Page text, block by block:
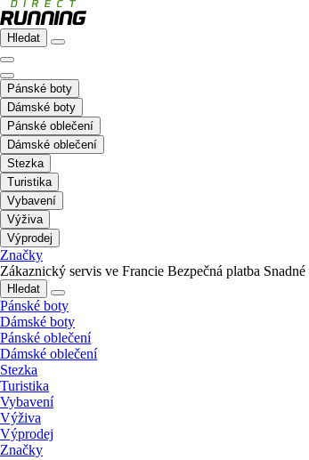
Hledat
Pánské boty
Dámské boty
Pánské oblečení
Dámské oblečení
Stezka
Turistika
Vybavení
Výživa
Výprodej
Značky
Zákaznický servis ve Francie Bezpečná platba
Hledat
Pánské boty
Dámské boty
Pánské oblečení
Dámské oblečení
Stezka
Turistika
Vybavení
Výživa
Výprodej
Značky